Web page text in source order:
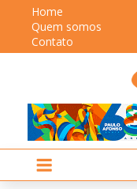
Home
Quem somos
Contato